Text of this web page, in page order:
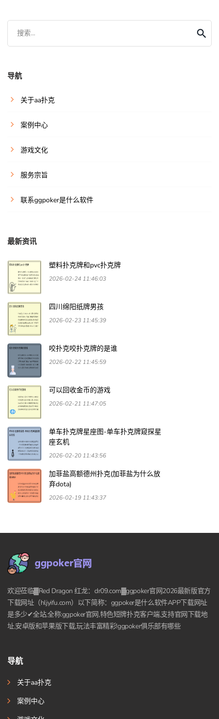
搜索...
导航
关于aa扑克
案例中心
游戏文化
服务宗旨
联系ggpoker是什么软件
最新资讯
塑料扑克牌和pvc扑克牌
2026-02-24 11:46:03
四川绵阳纸牌男孩
2026-02-23 11:45:39
咬扑克咬扑克牌的是谁
2026-02-22 11:45:59
可以回收金币的游戏
2026-02-21 11:47:05
单车扑克牌星座图-单车扑克牌窥探星
座玄机
2026-02-20 11:43:56
加菲盐高额德州扑克(加菲盐为什么放
弃dota)
2026-02-19 11:43:37
欢迎莅临▓Red Dragon 红龙：dr09.com▓ggpoker官网2026最新版官方
下载网址（hljyifu.com）以下简称：ggpoker是什么软件APP下载网址
是多少✔全站,全称:ggpoker官网,特色短牌扑克客户端,支持官网下载地
址,安卓版和苹果版下载,玩法丰富精彩!ggpoker俱乐部有哪些
导航
关于aa扑克
案例中心